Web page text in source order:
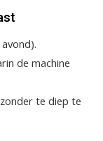
de machine
te diep te